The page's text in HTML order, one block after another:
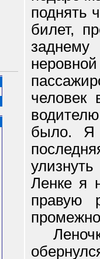
поднять
билет,
заднему
было. Я
Ленке я
правую